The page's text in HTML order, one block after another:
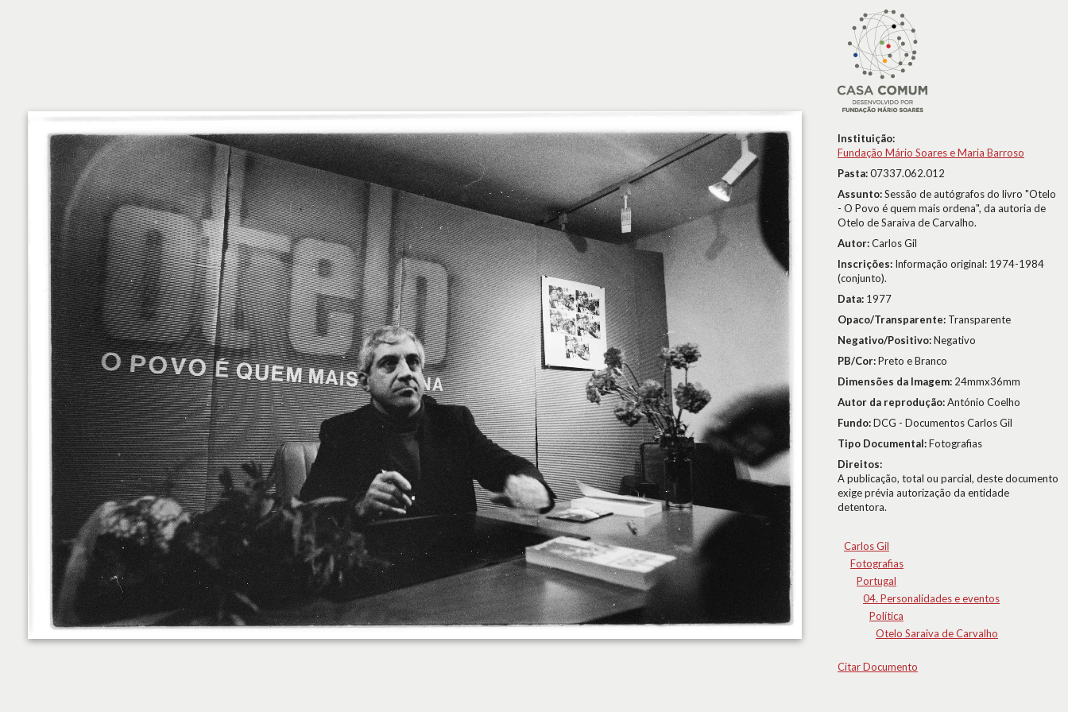
Instituição:
Fundação Mário Soares e Maria Barroso
Pasta:07337.062.012
Assunto:Sessão de autógrafos do livro "Otelo
- O Povo é quem mais ordena", da autoria de
Otelo de Saraiva de Carvalho.
Autor:Carlos Gil
Inscrições: Informação original: 1974-1984
(conjunto).
Data: 1977
Opaco/Transparente: Transparente
Negativo/Positivo:Negativo
PB/Cor:Preto e Branco
Dimensões da Imagem: 24mmx36mm
Autor da reprodução:António Coelho
Fundo:DCG - Documentos Carlos Gil
Tipo Documental:Fotografias
Direitos:
A publicação, total ou parcial, deste documento
exige prévia autorização da entidade
detentora.
Carlos Gil
Fotografias
Portugal
04. Personalidades e eventos
Política
Otelo Saraiva de Carvalho
Citar Documento